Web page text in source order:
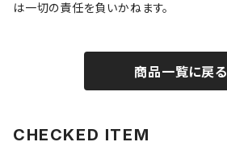
は一切の責任を負いかねます。
商品一覧に戻る
CHECKED ITEM